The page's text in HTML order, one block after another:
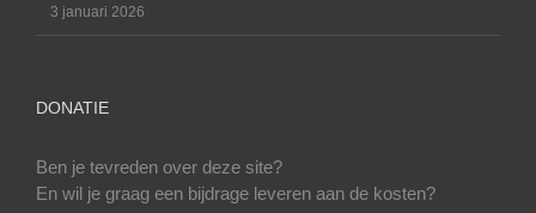
3 januari 2026
DONATIE
Ben je tevreden over deze site?
En wil je graag een bijdrage leveren aan de kosten?